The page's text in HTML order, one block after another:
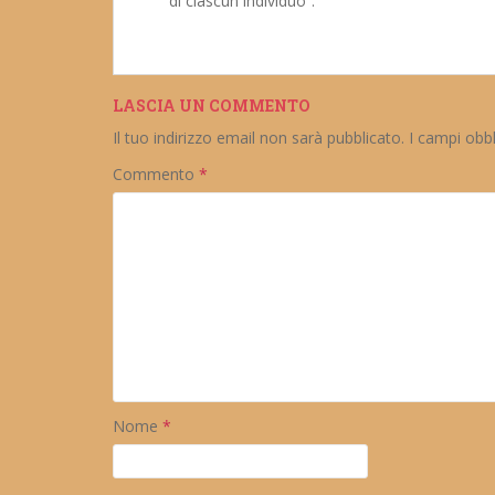
LASCIA UN COMMENTO
Il tuo indirizzo email non sarà pubblicato. I campi
Commento *
Nome *